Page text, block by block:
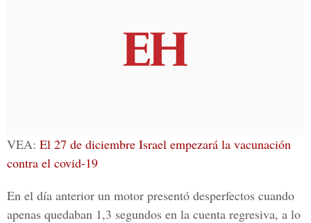
VEA: El 27 de diciembre Israel empezará la vacunación
contra el covid-19
En el día anterior un motor presentó desperfectos cuando
apenas quedaban 1,3 segundos en la cuenta regresiva, a lo